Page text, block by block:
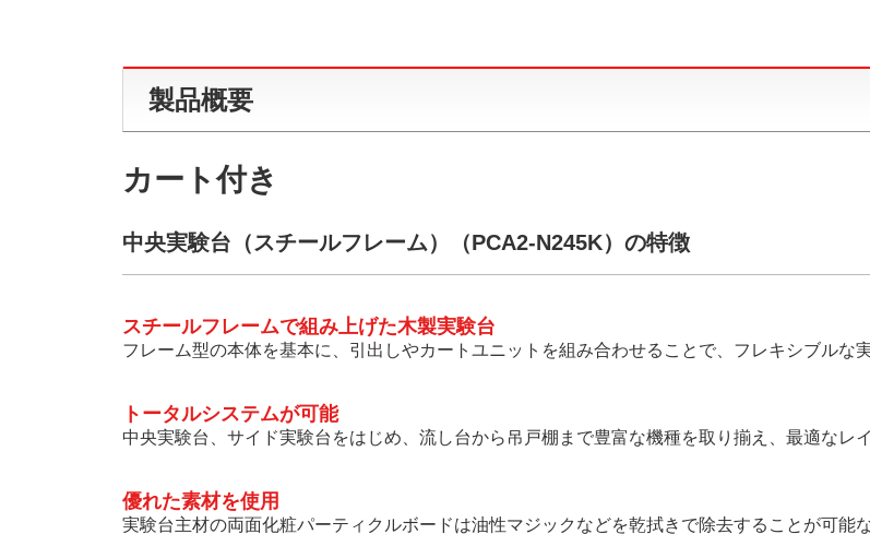
製品概要
カート付き
中央実験台（スチールフレーム）（PCA2-N245K）の特徴
スチールフレームで組み上げた木製実験台
フレーム型の本体を基本に、引出しやカートユニットを組み合わせることで、フレキシブルな
トータルシステムが可能
中央実験台、サイド実験台をはじめ、流し台から吊戸棚まで豊富な機種を取り揃え、最適なレ
優れた素材を使用
実験台主材の両面化粧パーティクルボードは油性マジックなどを乾拭きで除去することが可能